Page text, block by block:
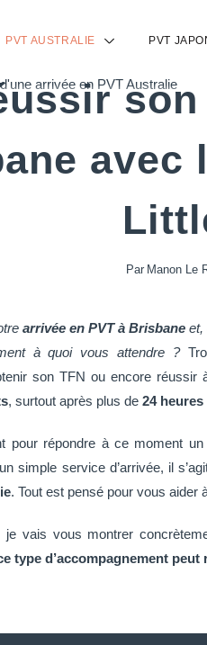
PVT AUSTRALIE PVT
/ PVT Australie Réussir son
son
avec
Par Manon Le
arrivée en PVT à Brisbane et,
à quoi vous attendre ?
son TFN ou encore
, surtout après plus de 24
pour répondre à ce moment un
simple service d’arrivée, il
. Tout est pensé pour vous aider
je vais vous montrer
type d’accompagnement